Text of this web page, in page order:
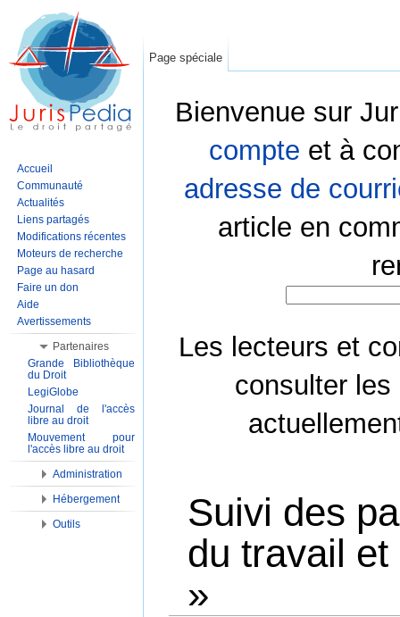
Bienvenue sur
compte et à
adresse de
article en
Les lecteurs et
consulter les
Suivi des
du travail
»
Page spéciale
Accueil
Communauté
Actualités
Liens partagés
Modifications récentes
Moteurs de recherche
Page au hasard
Faire un don
Aide
Avertissements
Partenaires
Grande Bibliothèque
du Droit
LegiGlobe
Journal de l'accès
libre au droit
Mouvement pour
l'accès libre au droit
Administration
Hébergement
Outils